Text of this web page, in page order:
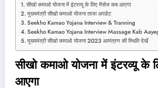
सीखो कमाओ योजना में इंटरव्यू के लिए मैसेज कब आएगा
मुख्यमंत्री सीखो कमाओ योजना ताजा अपडेट
Seekho Kamao Yojana Interview & Tranning
Seekho Kamao Yojana Interview Massage Kab
मुख्यमंत्री सीखो कमाओ योजना 2023 आमंत्रण की स्थिति देखें
सीखो कमाओ योजना में इंटरव्यू के
आएगा